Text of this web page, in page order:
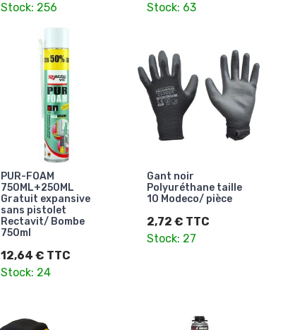
Stock: 256
Stock: 63
PUR-FOAM
750ML+250ML
Gratuit expansive
sans pistolet
Rectavit/ Bombe
750ml
12,64 € TTC
Stock: 24
Gant noir
Polyuréthane taille
10 Modeco/ pièce
2,72 € TTC
Stock: 27